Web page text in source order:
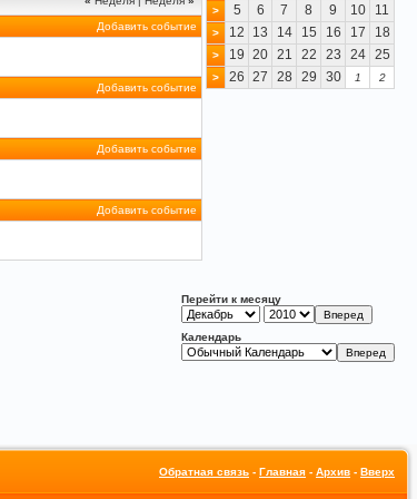
Добавить событие
Добавить событие
Добавить событие
Добавить событие
> 5 6 7 8 9 10 11
> 12 13 14 15 16 17 18
> 19 20 21 22 23 24 25
> 26 27 28 29 30 1 2
Перейти к месяцу
Календарь
Обратная связь - Главная - Архив - Вверх